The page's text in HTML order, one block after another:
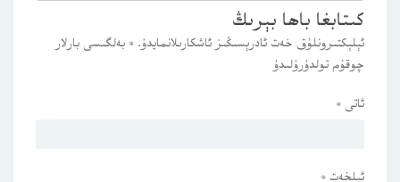
كىتابغا باھا بېرىڭ
ئېلېكتىرونلۇق خەت ئادرېسىڭىز ئاشكارىلانمايدۇ. * بەلگىسى بارلار
چوقۇم تولدۇرۇلىدۇ
ئاتى *
ئېلخەت *